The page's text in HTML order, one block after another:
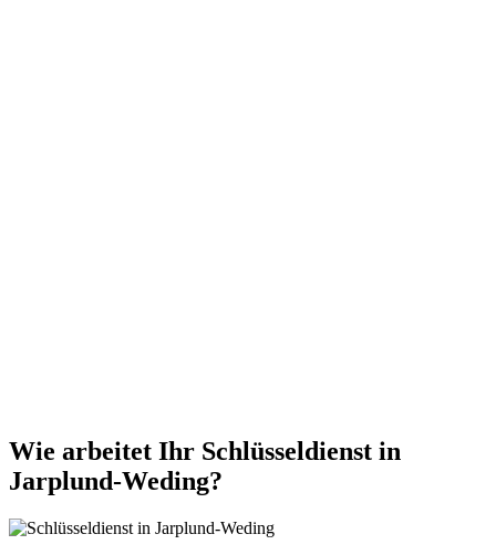
Wie arbeitet Ihr Schlüsseldienst in
Jarplund-Weding?